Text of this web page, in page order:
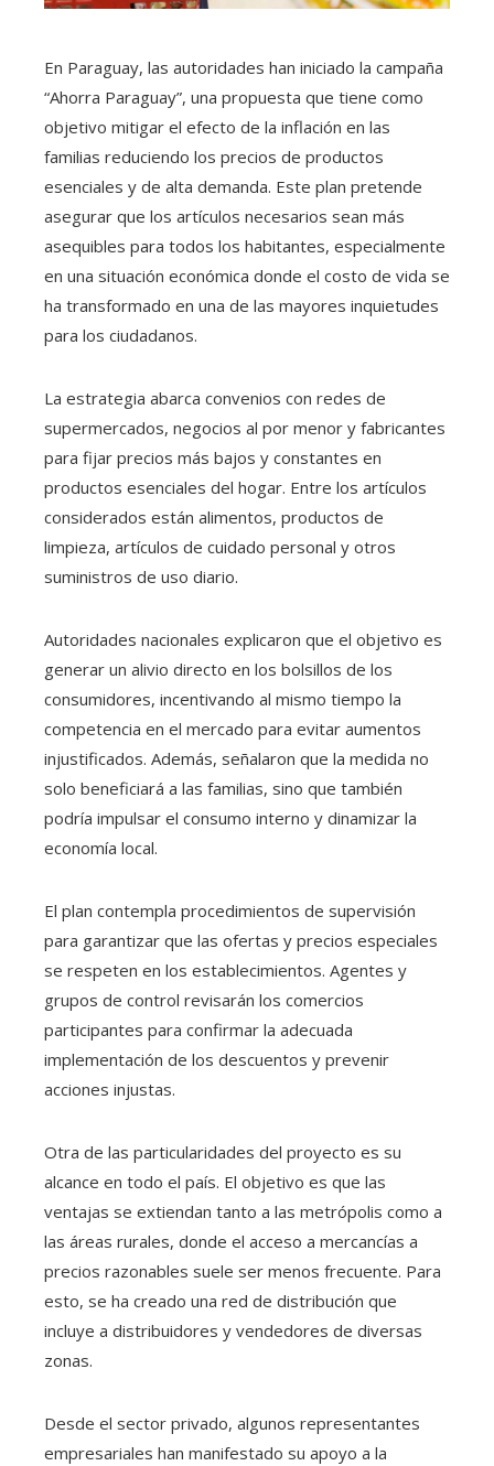
En Paraguay, las autoridades han iniciado la campaña
“Ahorra Paraguay”, una propuesta que tiene como
objetivo mitigar el efecto de la inflación en las
familias reduciendo los precios de productos
esenciales y de alta demanda. Este plan pretende
asegurar que los artículos necesarios sean más
asequibles para todos los habitantes, especialmente
en una situación económica donde el costo de vida se
ha transformado en una de las mayores inquietudes
para los ciudadanos.
La estrategia abarca convenios con redes de
supermercados, negocios al por menor y fabricantes
para fijar precios más bajos y constantes en
productos esenciales del hogar. Entre los artículos
considerados están alimentos, productos de
limpieza, artículos de cuidado personal y otros
suministros de uso diario.
Autoridades nacionales explicaron que el objetivo es
generar un alivio directo en los bolsillos de los
consumidores, incentivando al mismo tiempo la
competencia en el mercado para evitar aumentos
injustificados. Además, señalaron que la medida no
solo beneficiará a las familias, sino que también
podría impulsar el consumo interno y dinamizar la
economía local.
El plan contempla procedimientos de supervisión
para garantizar que las ofertas y precios especiales
se respeten en los establecimientos. Agentes y
grupos de control revisarán los comercios
participantes para confirmar la adecuada
implementación de los descuentos y prevenir
acciones injustas.
Otra de las particularidades del proyecto es su
alcance en todo el país. El objetivo es que las
ventajas se extiendan tanto a las metrópolis como a
las áreas rurales, donde el acceso a mercancías a
precios razonables suele ser menos frecuente. Para
esto, se ha creado una red de distribución que
incluye a distribuidores y vendedores de diversas
zonas.
Desde el sector privado, algunos representantes
empresariales han manifestado su apoyo a la